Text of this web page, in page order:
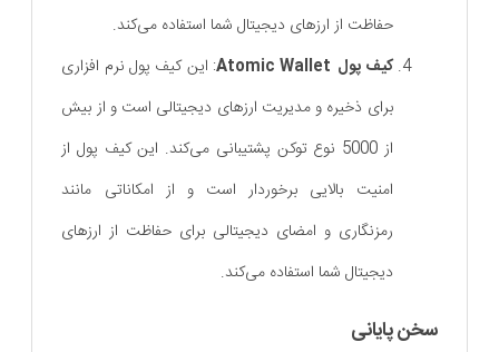
حفاظت از ارزهای دیجیتال شما استفاده می‌کند.
کیف پول Atomic Wallet
: این کیف پول نرم ‌افزاری
برای ذخیره و مدیریت ارزهای دیجیتالی است و از بیش
از 5000 نوع توکن پشتیبانی می‌کند. این کیف پول از
امنیت بالایی برخوردار است و از امکاناتی مانند
رمزنگاری و امضای دیجیتالی برای حفاظت از ارزهای
دیجیتال شما استفاده می‌کند.
سخن پایانی